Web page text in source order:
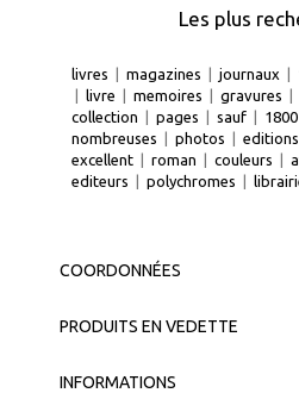
Les plus
livres | magazines | journaux |
| livre | memoires | gravures |
collection | pages | sauf | 1800
nombreuses | photos | editions
excellent | roman | couleurs |
editeurs | polychromes |
COORDONNÉES
PRODUITS EN VEDETTE
INFORMATIONS